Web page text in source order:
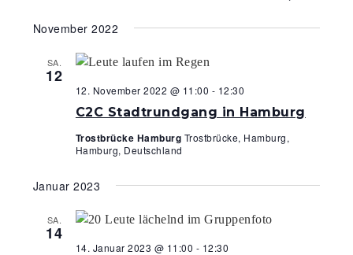
C
S
wählen.
November 2022
SA.
12
C2C Stadtrundgang in Hamburg
12. November 2022 @ 11:00 - 12:30
Trostbrücke Hamburg Trostbrücke, Hamburg,
Hamburg, Deutschland
Januar 2023
SA.
14
14. Januar 2023 @ 11:00 - 12:30